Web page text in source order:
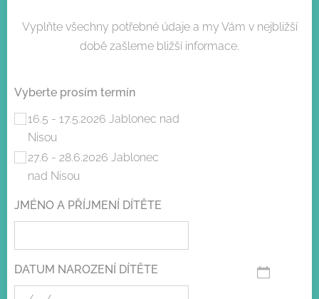
Vyplňte všechny potřebné údaje a my Vám v nejbližší
době zašleme bližší informace.
Vyberte prosím termín
16.5 - 17.5.2026 Jablonec nad
Nisou
27.6 - 28.6.2026 Jablonec
nad Nisou
JMÉNO A PŘÍJMENÍ DÍTĚTE
DATUM NAROZENÍ DÍTĚTE